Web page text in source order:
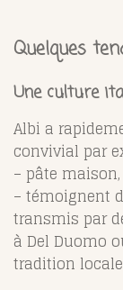
Quelques
Une culture
Albi a
convivial par
– pâte
– témoignent
transmis par
à Del Duomo
tradition